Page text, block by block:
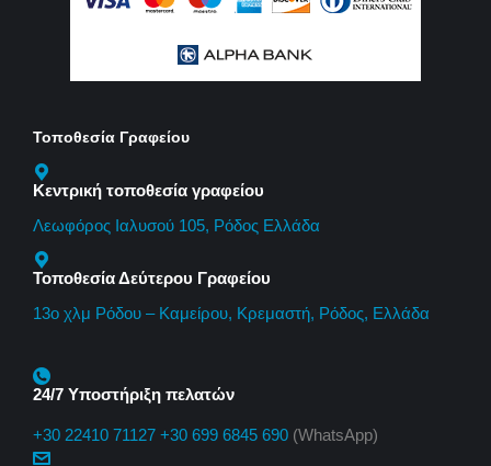
Τοποθεσία Γραφείου
Κεντρική τοποθεσία γραφείου
Λεωφόρος Ιαλυσού 105, Ρόδος Ελλάδα
Τοποθεσία Δεύτερου Γραφείου
13o χλμ Ρόδου – Καμείρου, Κρεμαστή, Ρόδος, Ελλάδα
24/7 Υποστήριξη πελατών
+30 22410 71127 +30 699 6845 690 (WhatsApp)